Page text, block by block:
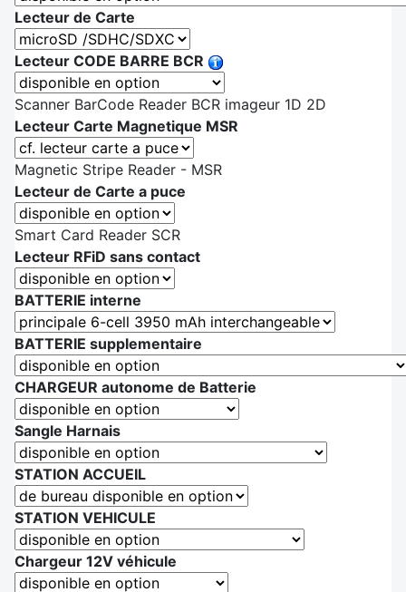
Lecteur de Carte
Lecteur CODE BARRE BCR
Scanner BarCode Reader BCR imageur 1D 2D
Lecteur Carte Magnetique MSR
Magnetic Stripe Reader - MSR
Lecteur de Carte a puce
Smart Card Reader SCR
Lecteur RFiD sans contact
BATTERIE interne
BATTERIE supplementaire
CHARGEUR autonome de Batterie
Sangle Harnais
STATION ACCUEIL
STATION VEHICULE
Chargeur 12V véhicule